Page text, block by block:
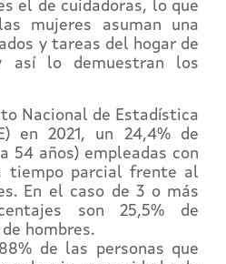
el de cuidadoras, lo que
mujeres asuman una
y tareas del hogar de
así lo demuestran los
Nacional de Estadística
en 2021, un 24,4% de
54 años) empleadas con
tiempo parcial frente al
En el caso de 3 o más
son 25,5% de
hombres.
de las personas que